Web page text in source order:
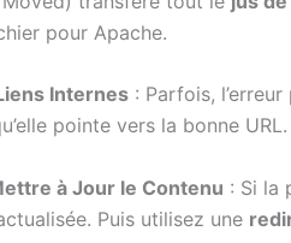
pour Apache.
Internes : Parfois,
pointe vers la bonne
à Jour le Contenu : Si la
Puis utilisez une